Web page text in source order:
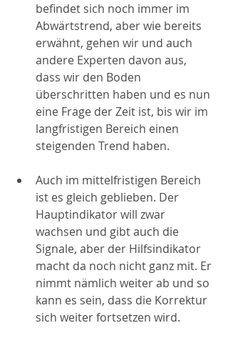
befindet sich noch immer im
Abwärtstrend, aber wie bereits
erwähnt, gehen wir und auch
andere Experten davon aus,
dass wir den Boden
überschritten haben und es nun
eine Frage der Zeit ist, bis wir im
langfristigen Bereich einen
steigenden Trend haben.
Auch im mittelfristigen Bereich
ist es gleich geblieben. Der
Hauptindikator will zwar
wachsen und gibt auch die
Signale, aber der Hilfsindikator
macht da noch nicht ganz mit. Er
nimmt nämlich weiter ab und so
kann es sein, dass die Korrektur
sich weiter fortsetzen wird.